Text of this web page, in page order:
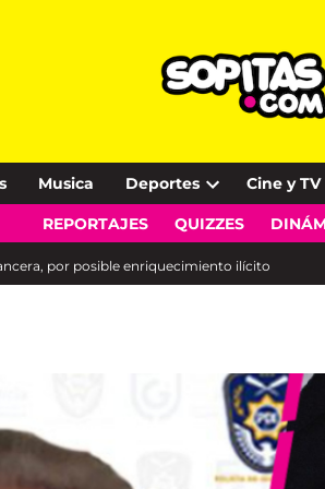
Musica Deportes
Open
dropdown
Cine y TV
REPORTAJES QUIZZES
por posible enriquecimiento ilícito